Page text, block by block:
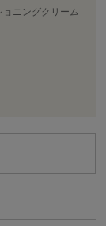
ニングクリーム